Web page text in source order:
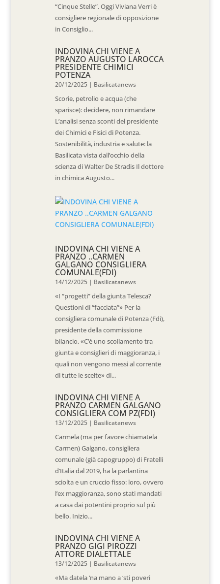
“Cinque Stelle”. Oggi Viviana Verri è
consigliere regionale di opposizione
in Consiglio...
INDOVINA CHI VIENE A
PRANZO AUGUSTO LAROCCA
PRESIDENTE CHIMICI
POTENZA
20/12/2025 | Basilicatanews
Scorie, petrolio e acqua (che
sparisce): decidere, non rimandare
L’analisi senza sconti del presidente
dei Chimici e Fisici di Potenza.
Sostenibilità, industria e salute: la
Basilicata vista dall’occhio della
scienza di Walter De Stradis Il dottore
in chimica Augusto...
INDOVINA CHI VIENE A
PRANZO ..CARMEN
GALGANO CONSIGLIERA
COMUNALE(FDI)
14/12/2025 | Basilicatanews
«I “progetti” della giunta Telesca?
Questioni di “facciata”» Per la
consigliera comunale di Potenza (Fdi),
presidente della commissione
bilancio, «C’è uno scollamento tra
giunta e consiglieri di maggioranza, i
quali non vengono messi al corrente
di tutte le scelte» di...
INDOVINA CHI VIENE A
PRANZO CARMEN GALGANO
CONSIGLIERA COM PZ(FDI)
13/12/2025 | Basilicatanews
Carmela (ma per favore chiamatela
Carmen) Galgano, consigliera
comunale (già capogruppo) di Fratelli
d’Italia dal 2019, ha la parlantina
sciolta e un cruccio fisso: loro, ovvero
l’ex maggioranza, sono stati mandati
a casa dai potentini proprio sul più
bello. Inizio...
INDOVINA CHI VIENE A
PRANZO GIGI PIROZZI
ATTORE DIALETTALE
13/12/2025 | Basilicatanews
«Ma datela ‘na mano a ‘sti poveri